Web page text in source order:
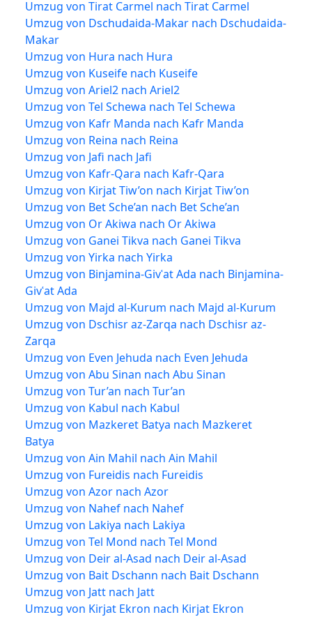
Umzug von Tirat Carmel nach Tirat Carmel
Umzug von Dschudaida-Makar nach Dschudaida-
Makar
Umzug von Hura nach Hura
Umzug von Kuseife nach Kuseife
Umzug von Ariel2 nach Ariel2
Umzug von Tel Schewa nach Tel Schewa
Umzug von Kafr Manda nach Kafr Manda
Umzug von Reina nach Reina
Umzug von Jafi nach Jafi
Umzug von Kafr-Qara nach Kafr-Qara
Umzug von Kirjat Tiw’on nach Kirjat Tiw’on
Umzug von Bet Sche’an nach Bet Sche’an
Umzug von Or Akiwa nach Or Akiwa
Umzug von Ganei Tikva nach Ganei Tikva
Umzug von Yirka nach Yirka
Umzug von Binjamina-Givʿat Ada nach Binjamina-
Givʿat Ada
Umzug von Majd al-Kurum nach Majd al-Kurum
Umzug von Dschisr az-Zarqa nach Dschisr az-
Zarqa
Umzug von Even Jehuda nach Even Jehuda
Umzug von Abu Sinan nach Abu Sinan
Umzug von Tur’an nach Tur’an
Umzug von Kabul nach Kabul
Umzug von Mazkeret Batya nach Mazkeret
Batya
Umzug von Ain Mahil nach Ain Mahil
Umzug von Fureidis nach Fureidis
Umzug von Azor nach Azor
Umzug von Nahef nach Nahef
Umzug von Lakiya nach Lakiya
Umzug von Tel Mond nach Tel Mond
Umzug von Deir al-Asad nach Deir al-Asad
Umzug von Bait Dschann nach Bait Dschann
Umzug von Jatt nach Jatt
Umzug von Kirjat Ekron nach Kirjat Ekron